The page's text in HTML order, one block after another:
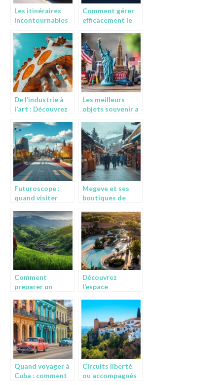
Les itinéraires
incontournables
mémorable en
Europe
Comment gérer
efficacement le
avec Melbourne
pour vos
communications
internationales
De l’industrie à
l’art : Découvrez
parmi les plus
belles œuvres de
Gaudi à
Barcelone
Les meilleurs
objets souvenir a
Etats-Unis : du
sirop d’erable au
cafe Blue
Mountain
Futuroscope :
quand visiter
periodes creuses
pour eviter les
files d’attente
Megeve et ses
boutiques de
de vivre alpin a
son apogee
Comment
preparer un
ecoresponsable
pour decouvrir de
nouvelles
cultures
Découvrez
l’espace
pour vos vacances
dans le Gard
Quand voyager à
Cuba : comment
Circuits liberté
ou accompagnés